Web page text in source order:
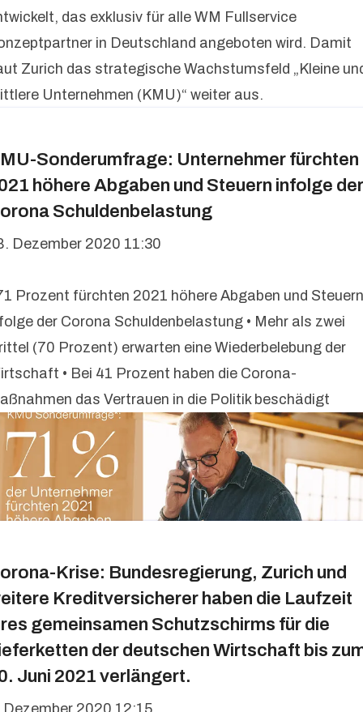
das exklusiv für alle WM Fullservice
in Deutschland angeboten wird. Damit
Zurich das strategische Wachstumsfeld „Kleine
Unternehmen (KMU)“ weiter aus.
Sonderumfrage: Unternehmer fürchten
höhere Abgaben und Steuern infolge der
Schuldenbelastung
Dezember 2020 11:30
Prozent fürchten 2021 höhere Abgaben und Steuern
der Corona Schuldenbelastung • Mehr als zwei
(70 Prozent) erwarten eine Wiederbelebung der
• Bei 41 Prozent haben die Corona-
das Vertrauen in die Politik beschädigt
Krise: Bundesregierung, Zurich und
Kreditversicherer haben die Laufzeit
gemeinsamen Schutzschirms für die
der deutschen Wirtschaft bis
Juni 2021 verlängert.
Dezember 2020 12:15